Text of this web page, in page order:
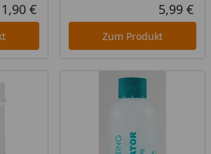
Aktueller Preis
€ 5,99 €
Zum Produkt